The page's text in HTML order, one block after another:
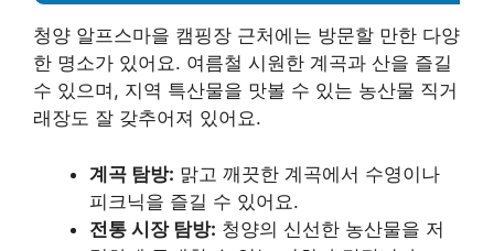
청양 알프스마을 캠핑장 근처에는 방문할 만한 다양
한 명소가 있어요. 여름철 시원한 계곡과 산을 즐길
수 있으며, 지역 특산물을 맛볼 수 있는 농산물 직거
래장도 잘 갖추어져 있어요.
계곡 탐방: 맑고 깨끗한 계곡에서 수영이나
피크닉을 즐길 수 있어요.
전통 시장 탐방: 청양의 신선한 농산물을 저